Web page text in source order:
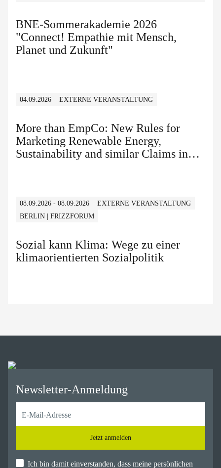
BNE-Sommerakademie 2026
"Connect! Empathie mit Mensch,
Planet und Zukunft"
04.09.2026 EXTERNE VERANSTALTUNG
More than EmpCo: New Rules for
Marketing Renewable Energy,
Sustainability and similar Claims in
08.09.2026 - 08.09.2026
EXTERNE VERANSTALTUNG
BERLIN | FRIZZFORUM
Sozial kann Klima: Wege zu einer
klimaorientierten Sozialpolitik
Newsletter-Anmeldung
Jetzt anmelden
Ich bin damit einverstanden, dass meine persönlichen